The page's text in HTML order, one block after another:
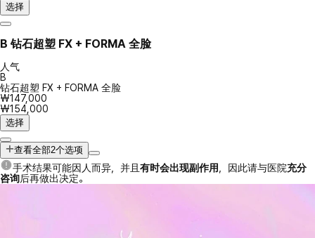
选择
B 钻石超塑 FX + FORMA 全脸
人气
B
钻石超塑 FX + FORMA 全脸
₩147,000
₩154,000
选择
查看全部2个选项
手术结果可能因人而异，并且 有时会出现副作用 ，因此请与医院充分
咨询后再做出决定。